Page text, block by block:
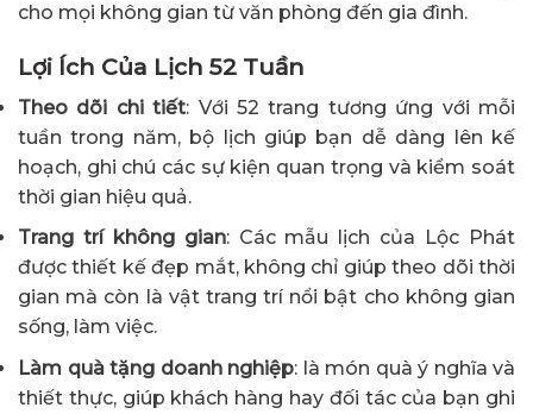
cho mọi không gian từ văn phòng đến gia đình.
Lợi Ích Của Lịch 52 Tuần
Theo dõi chi tiết: Với 52 trang tương ứng với mỗi
tuần trong năm, bộ lịch giúp bạn dễ dàng lên kế
hoạch, ghi chú các sự kiện quan trọng và kiểm soát
thời gian hiệu quả.
Trang trí không gian: Các mẫu lịch của Lộc Phát
được thiết kế đẹp mắt, không chỉ giúp theo dõi thời
gian mà còn là vật trang trí nổi bật cho không gian
sống, làm việc.
Làm quà tặng doanh nghiệp: là món quà ý nghĩa và
thiết thực, giúp khách hàng hay đối tác của bạn ghi